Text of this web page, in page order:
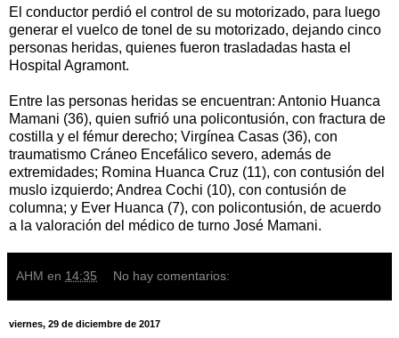
El conductor perdió el control de su motorizado, para luego
generar el vuelco de tonel de su motorizado, dejando cinco
personas heridas, quienes fueron trasladadas hasta el
Hospital Agramont.
Entre las personas heridas se encuentran: Antonio Huanca
Mamani (36), quien sufrió una policontusión, con fractura de
costilla y el fémur derecho; Virgínea Casas (36), con
traumatismo Cráneo Encefálico severo, además de
extremidades; Romina Huanca Cruz (11), con contusión del
muslo izquierdo; Andrea Cochi (10), con contusión de
columna; y Ever Huanca (7), con policontusión, de acuerdo
a la valoración del médico de turno José Mamani.
AHM en 14:35 No hay comentarios:
viernes, 29 de diciembre de 2017